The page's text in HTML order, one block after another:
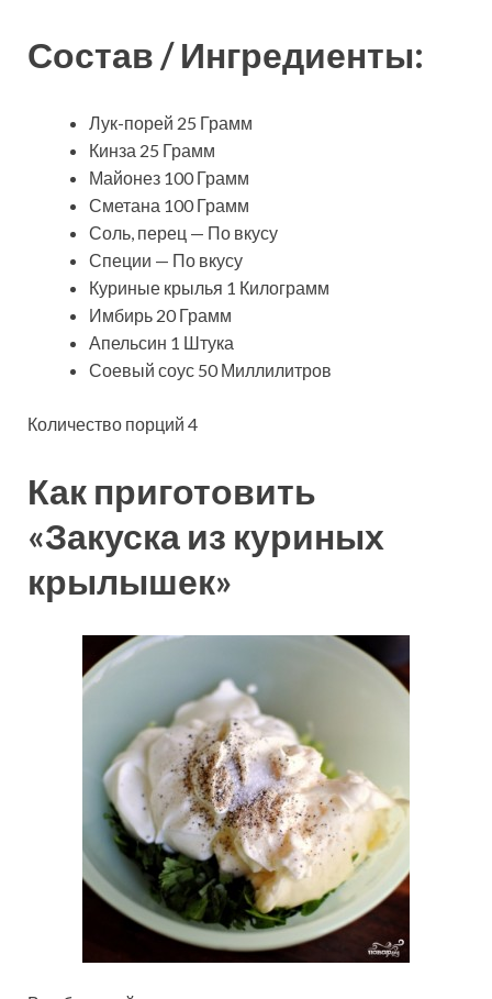
Состав / Ингредиенты:
Лук-порей 25 Грамм
Кинза 25 Грамм
Майонез 100 Грамм
Сметана 100 Грамм
Соль, перец — По вкусу
Специи — По вкусу
Куриные крылья 1 Килограмм
Имбирь 20 Грамм
Апельсин 1 Штука
Соевый соус 50 Миллилитров
Количество порций 4
Как приготовить
«Закуска из куриных
крылышек»